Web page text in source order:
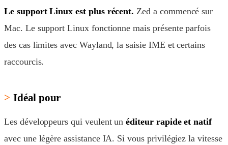
Le support Linux est plus récent. Zed a commencé sur
Mac. Le support Linux fonctionne mais présente parfois
des cas limites avec Wayland, la saisie IME et certains
raccourcis.
Idéal pour
Les développeurs qui veulent unéditeur rapide et natif
avec une légère assistance IA. Si vous privilégiez la vitesse